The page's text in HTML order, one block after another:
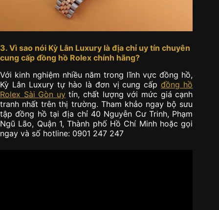
3. Vì sao nói Kỳ Lân Luxury là địa chỉ uy tín chuyên
cung cấp đồng hồ Rolex chính hãng?
Với kinh nghiệm nhiều năm trong lĩnh vực đồng hồ,
Kỳ Lân Luxury tự hào là đơn vị cung cấpđồng hồ
Rolex Sài Gòn uytín, chất lượng với mức giá cạnh
tranh nhất trên thị trường. Tham khảo ngay bộ sưu
tập đồng hồ tại địa chỉ 40 Nguyễn Cư Trinh, Phạm
Ngũ Lão, Quận 1, Thành phố Hồ Chí Minh hoặc gọi
ngay và số hotline: 0901 247 247